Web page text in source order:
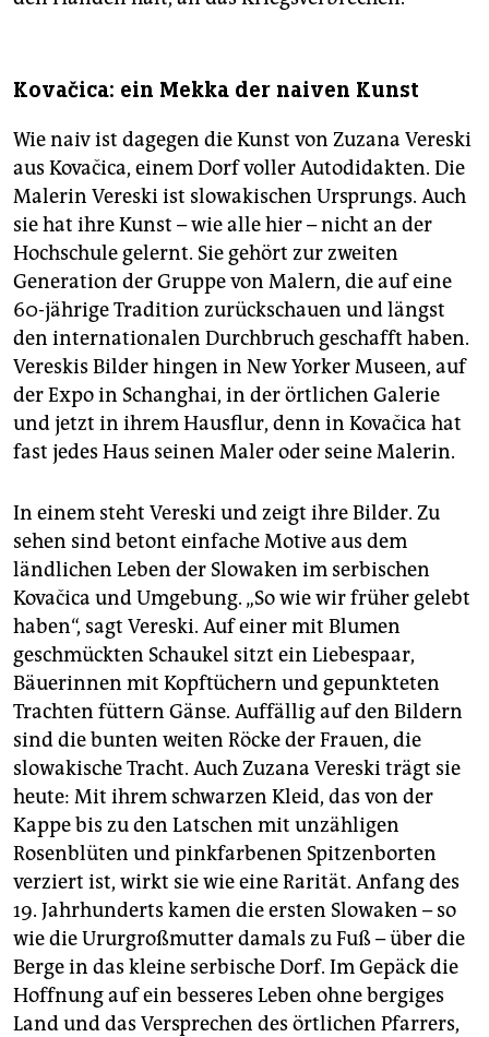
Kovačica: ein Mekka der naiven Kunst
Wie naiv ist dagegen die Kunst von Zuzana Vereski
aus Kovačica, einem Dorf voller Autodidakten. Die
Malerin Vereski ist slowakischen Ursprungs. Auch
sie hat ihre Kunst – wie alle hier – nicht an der
Hochschule gelernt. Sie gehört zur zweiten
Generation der Gruppe von Malern, die auf eine
60-jährige Tradition zurückschauen und längst
den internationalen Durchbruch geschafft haben.
Vereskis Bilder hingen in New Yorker Museen, auf
der Expo in Schanghai, in der örtlichen Galerie
und jetzt in ihrem Hausflur, denn in Kovačica hat
fast jedes Haus seinen Maler oder seine Malerin.
In einem steht Vereski und zeigt ihre Bilder. Zu
sehen sind betont einfache Motive aus dem
ländlichen Leben der Slowaken im serbischen
Kovačica und Umgebung. „So wie wir früher gelebt
haben“, sagt Vereski. Auf einer mit Blumen
geschmückten Schaukel sitzt ein Liebespaar,
Bäuerinnen mit Kopftüchern und gepunkteten
Trachten füttern Gänse. Auffällig auf den Bildern
sind die bunten weiten Röcke der Frauen, die
slowakische Tracht. Auch Zuzana Vereski trägt sie
heute: Mit ihrem schwarzen Kleid, das von der
Kappe bis zu den Latschen mit unzähligen
Rosenblüten und pinkfarbenen Spitzenborten
verziert ist, wirkt sie wie eine Rarität. Anfang des
19. Jahrhunderts kamen die ersten Slowaken – so
wie die Ururgroßmutter damals zu Fuß – über die
Berge in das kleine serbische Dorf. Im Gepäck die
Hoffnung auf ein besseres Leben ohne bergiges
Land und das Versprechen des örtlichen Pfarrers,